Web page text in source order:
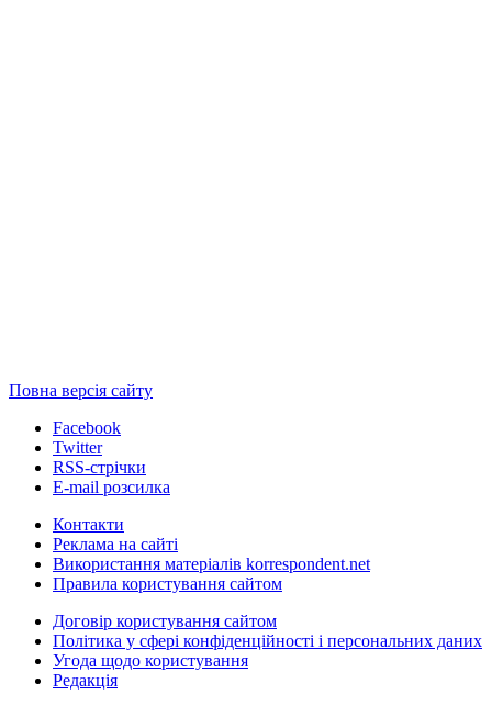
Повна версія сайту
Facebook
Twitter
RSS-стрічки
E-mail розсилка
Контакти
Реклама на сайті
Використання матеріалів korrespondent.net
Правила користування сайтом
Договір користування сайтом
Політика у сфері конфіденційності і персональних даних
Угода щодо користування
Редакція